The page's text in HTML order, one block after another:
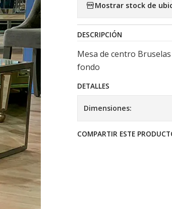
Mostrar stock de
DESCRIPCIÓN
Mesa de centro
fondo
DETALLES
Dimensiones:
COMPARTIR ESTE